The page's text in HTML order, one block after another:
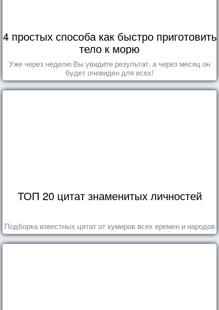
4 простых способа как быстро приготовить
тело к морю
Уже через неделю Вы увидите результат, а через месяц он
будет очевиден для всех!
ТОП 20 цитат знаменитых личностей
Подборка известных цитат от кумиров всех времен и народов